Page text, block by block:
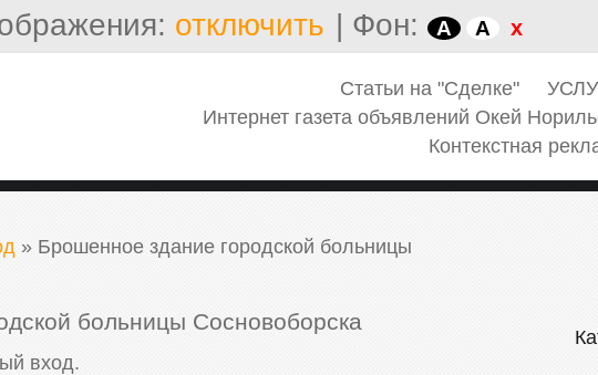
отключить | Фон: A A x
Статьи на "Сделке"
Интернет газета объявлений Окей
Контекстная
» Брошенное здание городской больницы
больницы Сосновоборска
вход.